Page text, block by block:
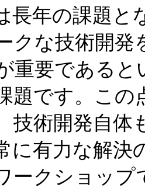
長年の課題
クな技術開発
重要であると
題です。こ
技術開発自体
に有力な解決
ークショッ